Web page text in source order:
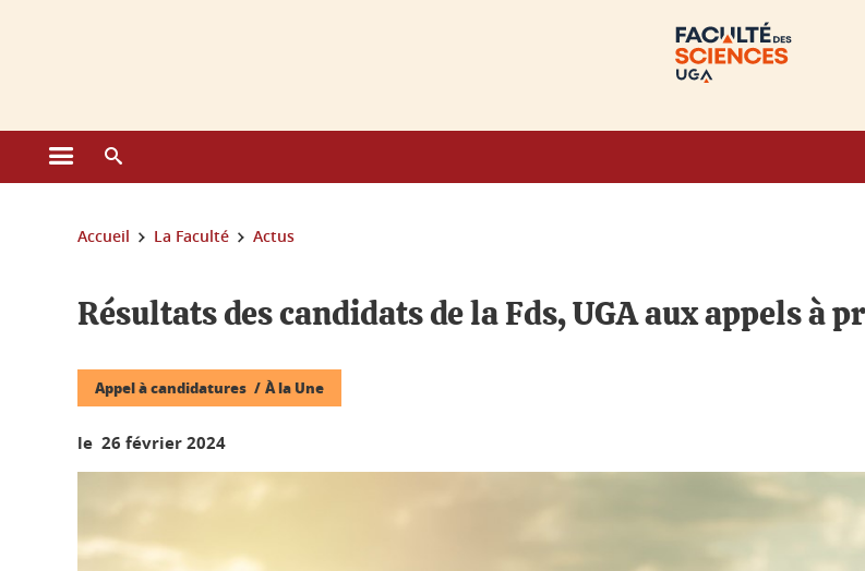
Ouvrir le menu principal
Vous êtes ici :
Accueil La Faculté Actus
Résultats des candidats de la Fds, UGA aux appels à
Appel à candidatures À la Une
le 26 février 2024